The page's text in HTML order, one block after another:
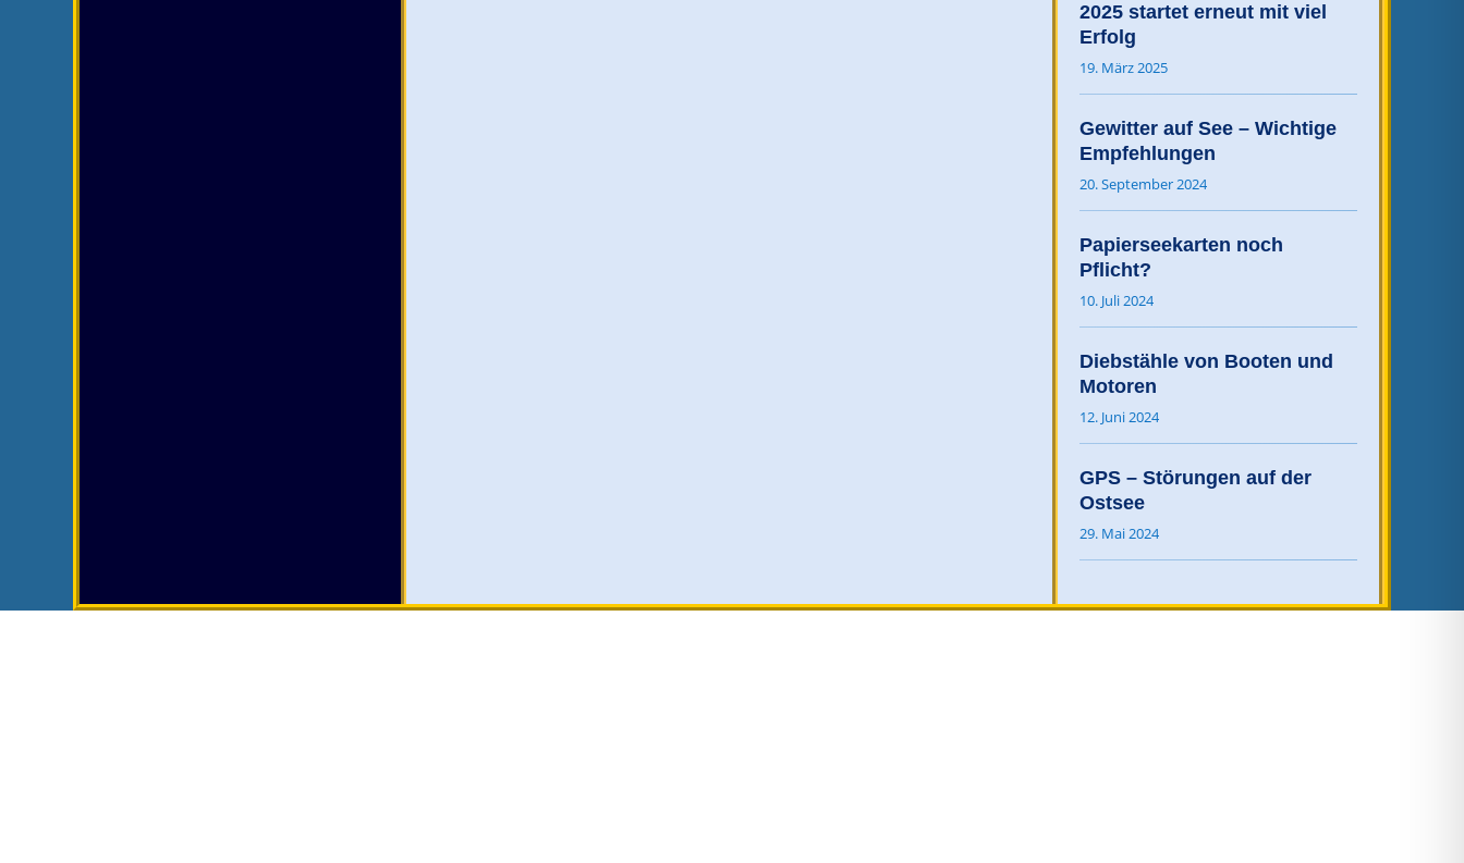
2025 startet erneut mit viel
Erfolg
19. März 2025
Gewitter auf See – Wichtige
Empfehlungen
20. September 2024
Papierseekarten noch
Pflicht?
10. Juli 2024
Diebstähle von Booten und
Motoren
12. Juni 2024
GPS – Störungen auf der
Ostsee
29. Mai 2024